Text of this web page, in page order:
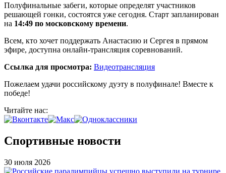
Полуфинальные забеги, которые определят участников
решающей гонки, состоятся уже сегодня. Старт запланирован
на 14:49 по московскому времени.
Всем, кто хочет поддержать Анастасию и Сергея в прямом
эфире, доступна онлайн-трансляция соревнований.
Ссылка для просмотра: Видеотрансляция
Пожелаем удачи российскому дуэту в полуфинале! Вместе к
победе!
Читайте нас:
Спортивные новости
30 июля 2026